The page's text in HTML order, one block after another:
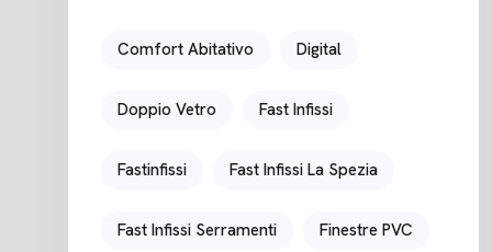
Comfort Abitativo Digital
Doppio Vetro Fast Infissi
Fastinfissi Fast Infissi La Spezia
Fast Infissi Serramenti Finestre PVC